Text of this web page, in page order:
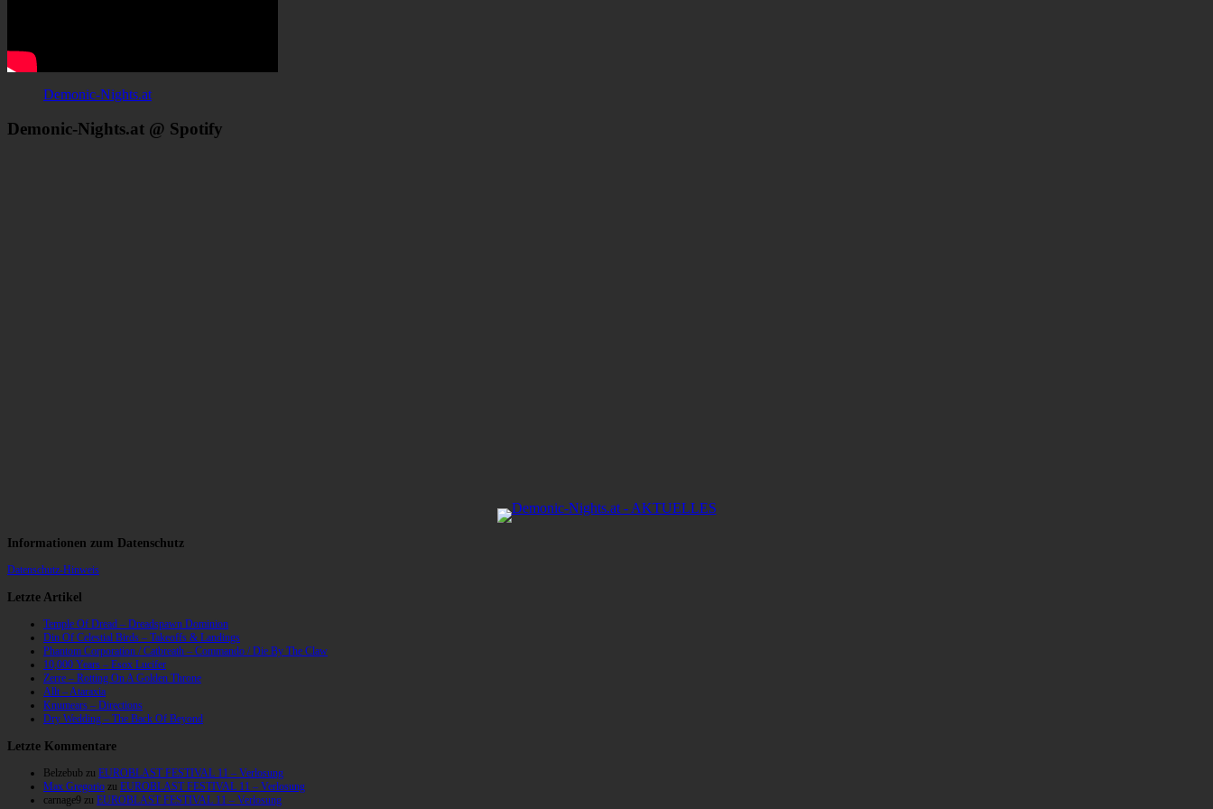
Demonic-Nights.at
Demonic-Nights.at @ Spotify
Informationen zum Datenschutz
Datenschutz-Hinweis
Letzte Artikel
Temple Of Dread – Dreadspawn Dominion
Din Of Celestial Birds – Takeoffs & Landings
Phantom Corporation / Catbreath – Commando / Die By The Claw
10,000 Years – Esox Lucifer
Zerre – Rotting On A Golden Throne
Allt – Ataraxia
Knumears – Directions
Dry Wedding – The Back Of Beyond
Letzte Kommentare
Belzebub zu EUROBLAST FESTIVAL 11 – Verlosung
Max Gregorio zu EUROBLAST FESTIVAL 11 – Verlosung
carnage9 zu EUROBLAST FESTIVAL 11 – Verlosung